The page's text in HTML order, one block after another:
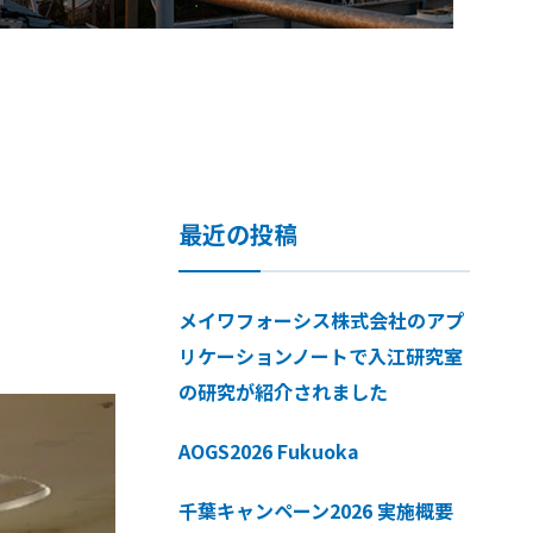
最近の投稿
メイワフォーシス株式会社のアプ
リケーションノートで入江研究室
の研究が紹介されました
AOGS2026 Fukuoka
千葉キャンペーン2026 実施概要